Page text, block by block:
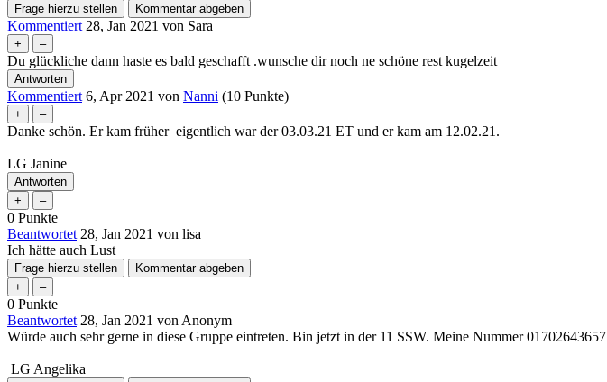
Kommentiert 28, Jan 2021 von Sara
Du glückliche dann haste es bald geschafft .wunsche dir noch ne schöne rest kugelzeit
Kommentiert 6, Apr 2021 von Nanni (10 Punkte)
Danke schön. Er kam früher eigentlich war der 03.03.21 ET und er kam am 12.02.21.
LG Janine
0 Punkte
Beantwortet 28, Jan 2021 von lisa
Ich hätte auch Lust
0 Punkte
Beantwortet 28, Jan 2021 von Anonym
Würde auch sehr gerne in diese Gruppe eintreten. Bin jetzt in der 11 SSW. Meine Nummer 01702643657
LG Angelika